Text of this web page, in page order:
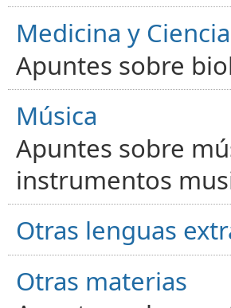
Medicina y
Apuntes sobre
Música
Apuntes sobre
instrumentos
Otras lenguas
Otras materias